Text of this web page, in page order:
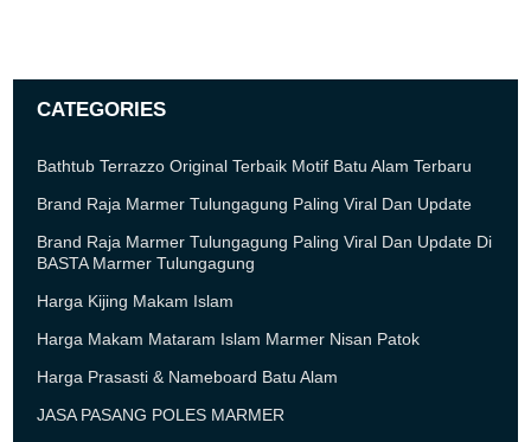
CATEGORIES
Bathtub Terrazzo Original Terbaik Motif Batu Alam Terbaru
Brand Raja Marmer Tulungagung Paling Viral Dan Update
Brand Raja Marmer Tulungagung Paling Viral Dan Update Di
BASTA Marmer Tulungagung
Harga Kijing Makam Islam
Harga Makam Mataram Islam Marmer Nisan Patok
Harga Prasasti & Nameboard Batu Alam
JASA PASANG POLES MARMER